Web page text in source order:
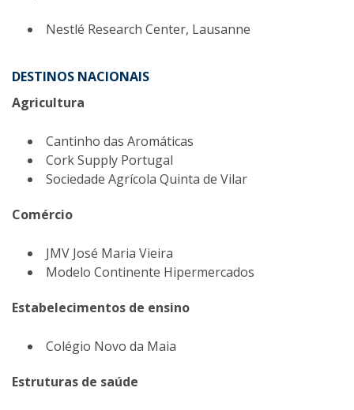
Nestlé Research Center, Lausanne
DESTINOS NACIONAIS
Agricultura
Cantinho das Aromáticas
Cork Supply Portugal
Sociedade Agrícola Quinta de Vilar
Comércio
JMV José Maria Vieira
Modelo Continente Hipermercados
Estabelecimentos de ensino
Colégio Novo da Maia
Estruturas de saúde